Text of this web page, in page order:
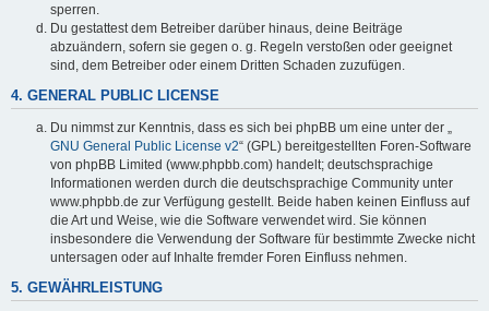
sperren.
Du gestattest dem Betreiber darüber hinaus, deine Beiträge
abzuändern, sofern sie gegen o. g. Regeln verstoßen oder geeignet
sind, dem Betreiber oder einem Dritten Schaden zuzufügen.
4. GENERAL PUBLIC LICENSE
Du nimmst zur Kenntnis, dass es sich bei phpBB um eine unter der „
GNU General Public License v2“ (GPL) bereitgestellten Foren-Software
von phpBB Limited (www.phpbb.com) handelt; deutschsprachige
Informationen werden durch die deutschsprachige Community unter
www.phpbb.de zur Verfügung gestellt. Beide haben keinen Einfluss auf
die Art und Weise, wie die Software verwendet wird. Sie können
insbesondere die Verwendung der Software für bestimmte Zwecke nicht
untersagen oder auf Inhalte fremder Foren Einfluss nehmen.
5. GEWÄHRLEISTUNG